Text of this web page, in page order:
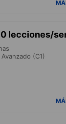
lecciones/
(C1)